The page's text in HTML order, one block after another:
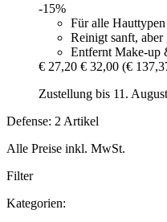
-15%
Für alle
Reinigt sanft, aber
Entfernt Make-up
€ 27,20 € 32,00 (€
Zustellung bis 11. August
Defense: 2 Artikel
Alle Preise inkl. MwSt.
Filter
Kategorien: